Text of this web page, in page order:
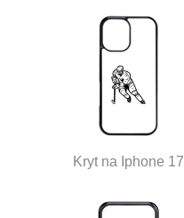
Kryt na Iphone 17